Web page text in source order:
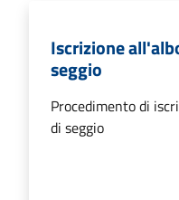
Iscrizione
seggio
Procedimento di
di seggio